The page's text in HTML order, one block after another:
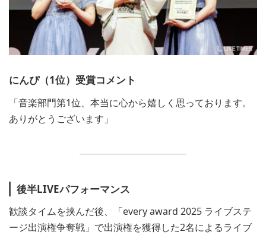
にんぴ（1位）受賞コメント
「音楽部門第1位、本当に心から嬉しく思っております。
ありがとうございます」
後半LIVEパフォーマンス
歓談タイムを挟んだ後、「every award 2025 ライブステ
ージ出演権争奪戦」で出演権を獲得した2名によるライブ